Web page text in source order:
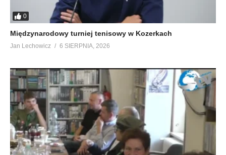
0
Międzynarodowy turniej tenisowy w Kozerkach
Jan Lechowicz 6 SIERPNIA, 2026